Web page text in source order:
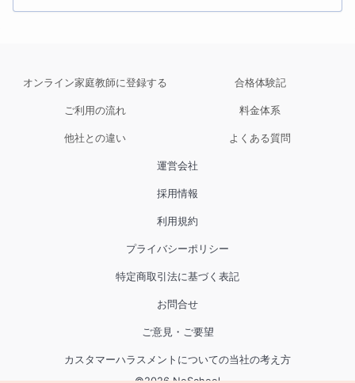
オンライン家庭教師に登録する 合格体験記
ご利用の流れ 料金体系
他社との違い よくある質問
運営会社
採用情報
利用規約
プライバシーポリシー
特定商取引法に基づく表記
お問合せ
ご意見・ご要望
カスタマーハラスメントについての当社の考え方